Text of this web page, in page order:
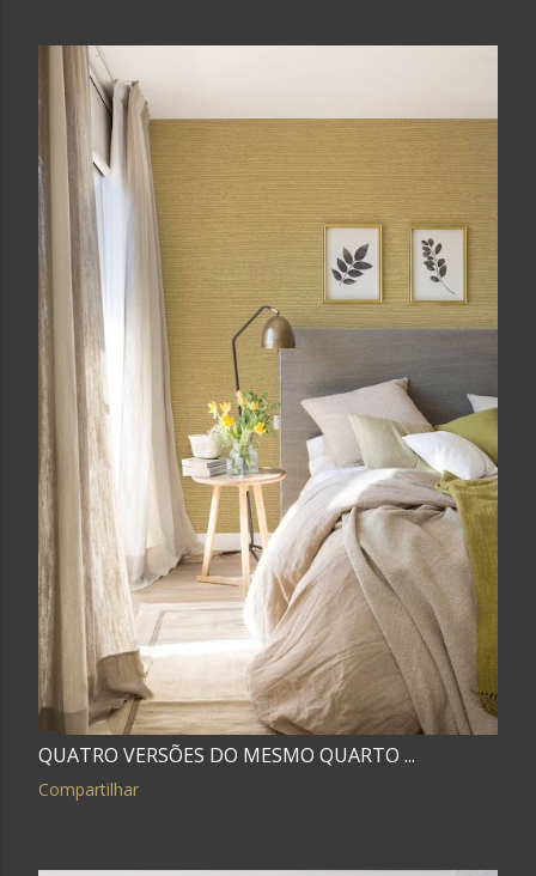
QUATRO VERSÕES DO MESMO QUARTO ...
Compartilhar